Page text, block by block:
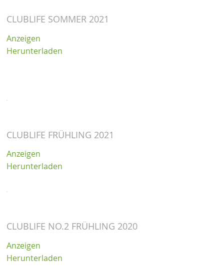
CLUBLIFE SOMMER 2021
Anzeigen
Herunterladen
CLUBLIFE FRÜHLING 2021
Anzeigen
Herunterladen
CLUBLIFE NO.2 FRÜHLING 2020
Anzeigen
Herunterladen